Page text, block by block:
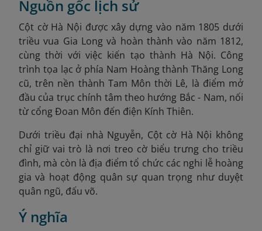
Nguồn gốc lịch sử
Cột cờ Hà Nội được xây dựng vào năm 1805 dưới
triều vua Gia Long và hoàn thành vào năm 1812,
cùng thời với việc kiến tạo thành Hà Nội. Công
trình tọa lạc ở phía Nam Hoàng thành Thăng Long
cũ, trên nền thành Tam Môn thời Lê, là điểm mở
đầu của trục chính tâm theo hướng Bắc - Nam, nối
từ cổng Đoan Môn đến điện Kính Thiên.
Dưới triều đại nhà Nguyễn, Cột cờ Hà Nội không
chỉ giữ vai trò là nơi treo cờ biểu trưng cho triều
đình, mà còn là địa điểm tổ chức các nghi lễ hoàng
gia và hoạt động quân sự quan trọng như duyệt
quân ngũ, đấu võ.
Ý nghĩa